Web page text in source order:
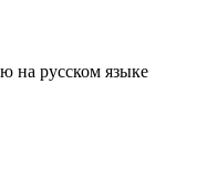
на русском языке